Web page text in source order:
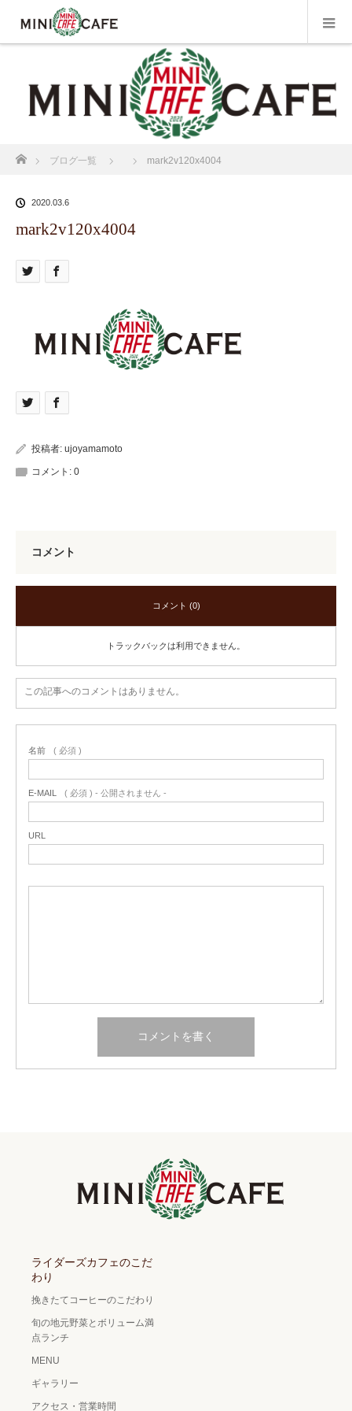
ブログ一覧 mark2v120x4004
2020.03.6
mark2v120x4004
投稿者: ujoyamamoto
コメント: 0
コメント
コメント (0)
トラックバックは利用できません。
この記事へのコメントはありません。
名前 ( 必須 )
E-MAIL ( 必須 ) - 公開されません -
URL
ライダーズカフェのこだ
わり
挽きたてコーヒーのこだわり
旬の地元野菜とボリューム満
点ランチ
MENU
ギャラリー
アクセス・営業時間